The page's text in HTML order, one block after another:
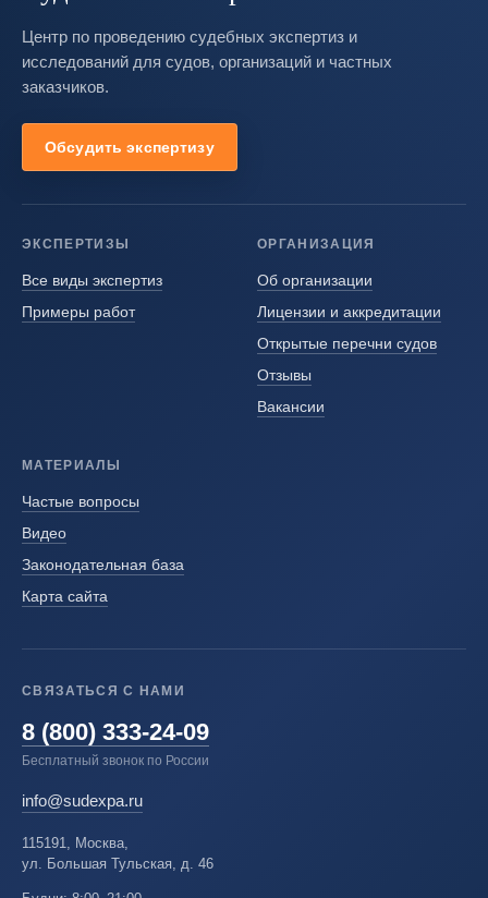
Центр по проведению судебных экспертиз и
исследований для судов, организаций и частных
заказчиков.
Обсудить экспертизу
ЭКСПЕРТИЗЫ
Все виды экспертиз
Примеры работ
ОРГАНИЗАЦИЯ
Об организации
Лицензии и аккредитации
Открытые перечни судов
Отзывы
Вакансии
МАТЕРИАЛЫ
Частые вопросы
Видео
Законодательная база
Карта сайта
СВЯЗАТЬСЯ С НАМИ
8 (800) 333-24-09
Бесплатный звонок по России
info@sudexpa.ru
115191, Москва,
ул. Большая Тульская, д. 46